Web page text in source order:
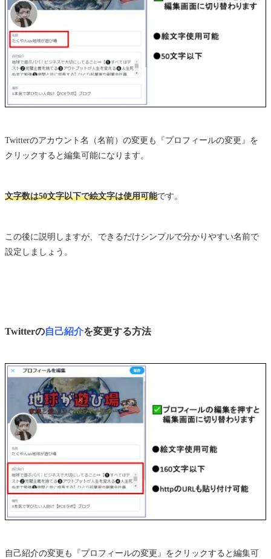
Twitterのアカウント名（名前）の変更も『プロフィールの変更』を
クリックすると編集可能になります。
文字数は50文字以下で絵文字は使用可能です。
この後に説明しますが、できるだけシンプルで分かりやすい名前で
設定しましょう。
Twitterの自己紹介を変更する方法
自己紹介の変更も『プロフィールの変更』をクリックすると編集可